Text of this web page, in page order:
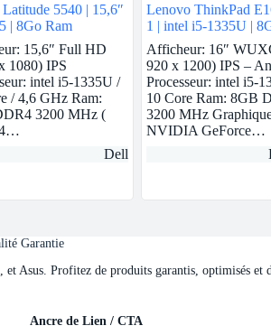
5540 | 15,6″
| 8Go Ram
15,6″ Full HD
1080) IPS
intel i5-1335U /
/ 4,6 GHz Ram:
3200 MHz (
Dell
Lenovo ThinkPad
1 | intel i5-1335U |
Ram | Nvidia
512GB SSD
Afficheur: 16″
920 x 1200) IPS –
Processeur: intel i5-
10 Core Ram: 8GB
3200 MHz
NVIDIA GeForce…
Garantie
Asus. Profitez de produits garantis, optimisés et
Ancre de Lien / CTA